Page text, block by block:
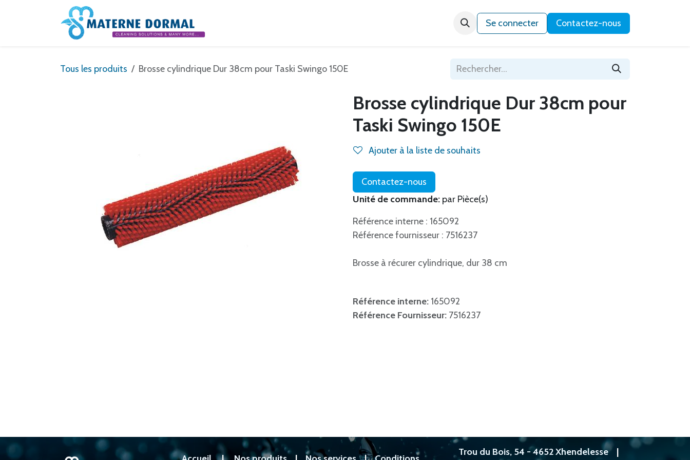
Se rendre au contenu
Qui sommes-nous ?
Se connecter Contactez-nous
Tous les produits Brosse cylindrique Dur 38cm pour Taski Swingo 150E
Brosse cylindrique Dur 38cm pour
Taski Swingo 150E
Ajouter à la liste de souhaits
Contactez-nous
Unité de commande: par Pièce(s)
Référence interne : 165092
Référence fournisseur : 7516237
Brosse à récurer cylindrique, dur 38 cm
Référence interne: 165092
Référence Fournisseur: 7516237
Trou du Bois, 54 - 4652 Xhendelesse|